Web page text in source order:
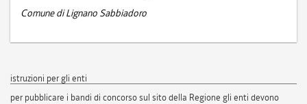
Comune di Lignano Sabbiadoro
istruzioni per gli enti
per pubblicare i bandi di concorso sul sito della Regione gli enti devono